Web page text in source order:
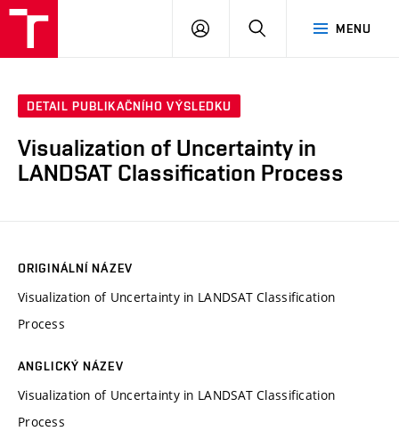
MENU
PŘIHLÁSIT
DETAIL PUBLIKAČNÍHO VÝSLEDKU
Visualization of Uncertainty in
LANDSAT Classification Process
ORIGINÁLNÍ NÁZEV
Visualization of Uncertainty in LANDSAT Classification
Process
ANGLICKÝ NÁZEV
Visualization of Uncertainty in LANDSAT Classification
Process